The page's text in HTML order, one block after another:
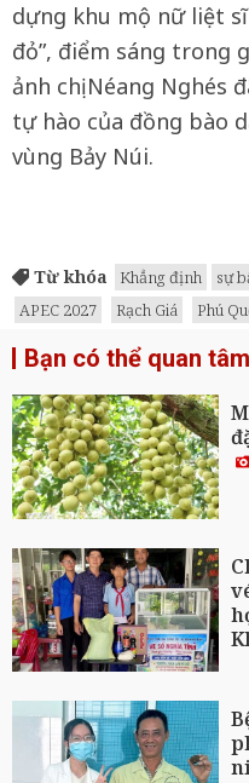
dựng khu mộ nữ liệt
đỏ”, điểm sáng trong
ảnh chị Néang Nghés
tự hào của đồng bào
vùng Bảy Núi.
Từ khóa Khẳng định sự
APEC 2027
Rạch Giá Phú
Bạn có thể quan tâm